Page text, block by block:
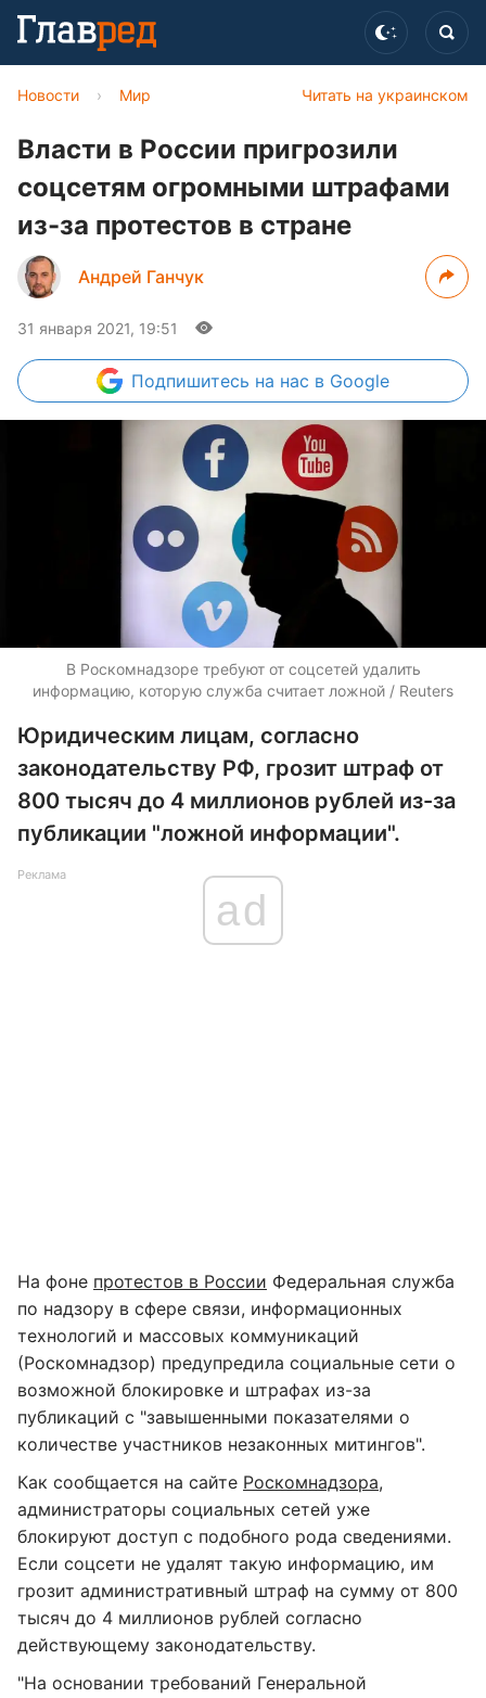
Читать на украинском
Новости › Мир
Власти в России пригрозили
соцсетям огромными штрафами
из-за протестов в стране
Андрей Ганчук
31 января 2021, 19:51
Подпишитесь на нас в Google
В Роскомнадзоре требуют от соцсетей удалить
информацию, которую служба считает ложной / Reuters
Юридическим лицам, согласно
законодательству РФ, грозит штраф от
800 тысяч до 4 миллионов рублей из-за
публикации "ложной информации".
Реклама
ad
На фоне протестов в России Федеральная служба
по надзору в сфере связи, информационных
технологий и массовых коммуникаций
(Роскомнадзор) предупредила социальные сети о
возможной блокировке и штрафах из-за
публикаций с "завышенными показателями о
количестве участников незаконных митингов".
Как сообщается на сайте Роскомнадзора,
администраторы социальных сетей уже
блокируют доступ с подобного рода сведениями.
Если соцсети не удалят такую информацию, им
грозит административный штраф на сумму от 800
тысяч до 4 миллионов рублей согласно
действующему законодательству.
"На основании требований Генеральной